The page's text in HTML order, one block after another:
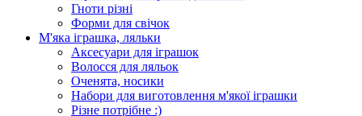
Гноти різні
Форми для свічок
М'яка іграшка, ляльки
Аксесуари для іграшок
Волосся для ляльок
Оченята, носики
Набори для виготовлення м'якої іграшки
Різне потрібне :)